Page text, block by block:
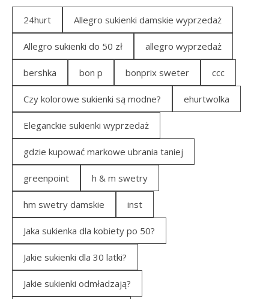
24hurt Allegro sukienki damskie wyprzedaż
Allegro sukienki do 50 zł allegro wyprzedaż
bershka bon p bonprix sweter ccc
Czy kolorowe sukienki są modne? ehurtwolka
Eleganckie sukienki wyprzedaż
gdzie kupować markowe ubrania taniej
greenpoint h & m swetry
hm swetry damskie inst
Jaka sukienka dla kobiety po 50?
Jakie sukienki dla 30 latki?
Jakie sukienki odmładzają?